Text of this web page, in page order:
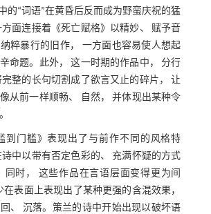
的“词语”在黄昏后反而成为野蛮庆祝的猛
面连接着《死亡赋格》以精妙、 赋予音
粹暴行的旧作， 一方面也容易使人想起
命题。此外， 这一时期的作品中， 分行
整的长句切割成了欲言又止的碎片， 让
从前一样顺畅、 自然， 并体现出某种令
到门槛》表现出了与前作不同的风格特
中以带有否定色彩的、 充满怀疑的方式
同时， 这些作品在言语层面变得更为间
在表面上表现出了某种更强的含混效果，
、 沉落。策兰的诗中开始出现以破坏语